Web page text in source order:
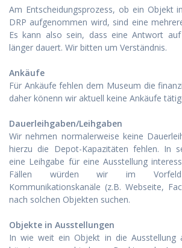
Am Entscheidungsprozess, ob ein Objekt
DRP aufgenommen wird, sind eine
Es kann also sein, dass eine Antwort
länger dauert. Wir bitten um Verständnis.
Ankäufe
Für Ankäufe fehlen dem Museum die
daher könenn wir aktuell keine Ankäufe
Dauerleihgaben/Leihgaben
Wir nehmen normalerweise keine
hierzu die Depot-Kapazitäten fehlen. In
eine Leihgabe für eine Ausstellung
Fällen würden wir im
Kommunikationskanäle (z.B. Webseite,
nach solchen Objekten suchen.
Objekte in Ausstellungen
In wie weit ein Objekt in die Ausstellung